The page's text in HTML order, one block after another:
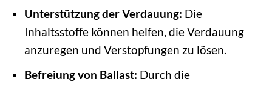
Unterstützung der Verdauung: Die
Inhaltsstoffe können helfen, die Verdauung
anzuregen und Verstopfungen zu lösen.
Befreiung von Ballast: Durch die